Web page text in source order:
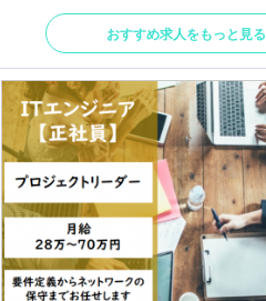
おすすめ求人をもっと見る